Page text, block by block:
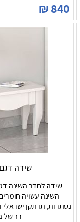
840
₪
שידה דגם 556רא
השינה עשויה
נסתרות, תו תקן ישראלי
רב של